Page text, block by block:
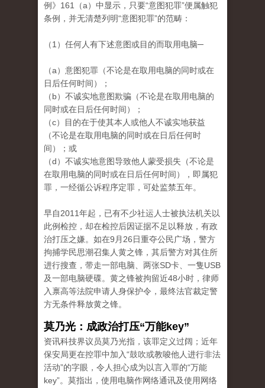
例》161（a）中显示，只要“意图犯罪”便属触犯
条例，并无清楚列明“意图犯罪”的范畴：
（1）任何人有下述意图或目的而取用电脑─
（a）意图犯罪（不论是在取用电脑的同时或在
日后任何时间）；
（b）不诚实地意图欺骗（不论是在取用电脑的
同时或在日后任何时间）；
（c）目的在于使其本人或他人不诚实地获益
（不论是在取用电脑的同时或在日后任何时
间）；或
（d）不诚实地意图导致他人蒙受损失（不论是
在取用电脑的同时或在日后任何时间），即属犯
罪，一经循公诉程序定罪，可处监禁五年。
早自2011年起，已有不少社运人士被执法机关以
此例检控，却在检控后因证据不足以释放，有政
治打压之嫌。如在9月26日重夺公民广场，警方
拘捕学民思潮召集人黄之锋，其后警方对其住所
进行搜查，带走一部电脑、两张SD卡、一隻USB
及一部电脑硬碟。黄之锋被拘留近48小时，律师
入禀高等法院申请人身保护令，最终法官裁定警
方无条件释放黄之锋。
莫乃光：成政治打压“万能key”
资讯科技界议员莫乃光指，该罪定义过阔；近年
保安局更在控罪中加入“鼓吹或教唆他人进行非法
活动”的字眼，令人担心成为以言入罪的“万能
key”。莫指出，使用电脑作网络通讯及使用网络